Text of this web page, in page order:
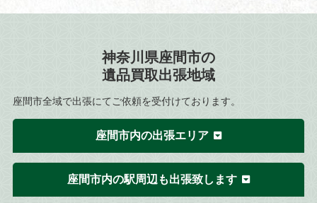
神奈川県座間市の
遺品買取出張地域
座間市全域で出張にてご依頼を受付けております。
座間市内の出張エリア
座間市内の駅周辺も出張致します